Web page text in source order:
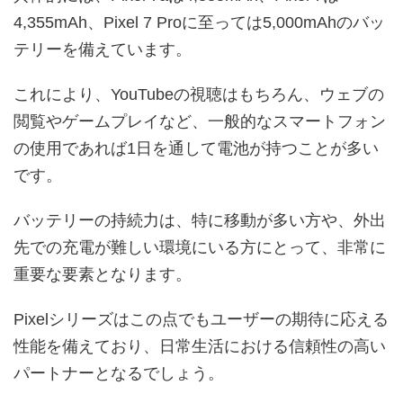
4,355mAh、Pixel 7 Proに至っては5,000mAhのバッ
テリーを備えています。
これにより、YouTubeの視聴はもちろん、ウェブの
閲覧やゲームプレイなど、一般的なスマートフォン
の使用であれば1日を通して電池が持つことが多い
です。
バッテリーの持続力は、特に移動が多い方や、外出
先での充電が難しい環境にいる方にとって、非常に
重要な要素となります。
Pixelシリーズはこの点でもユーザーの期待に応える
性能を備えており、日常生活における信頼性の高い
パートナーとなるでしょう。